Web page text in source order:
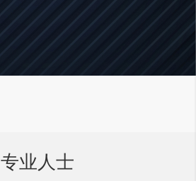
专业人士